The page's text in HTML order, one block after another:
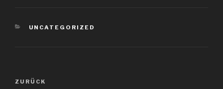
KATEGORIEN
UNCATEGORIZED
Beitragsnavigation
Vorheriger
ZURÜCK